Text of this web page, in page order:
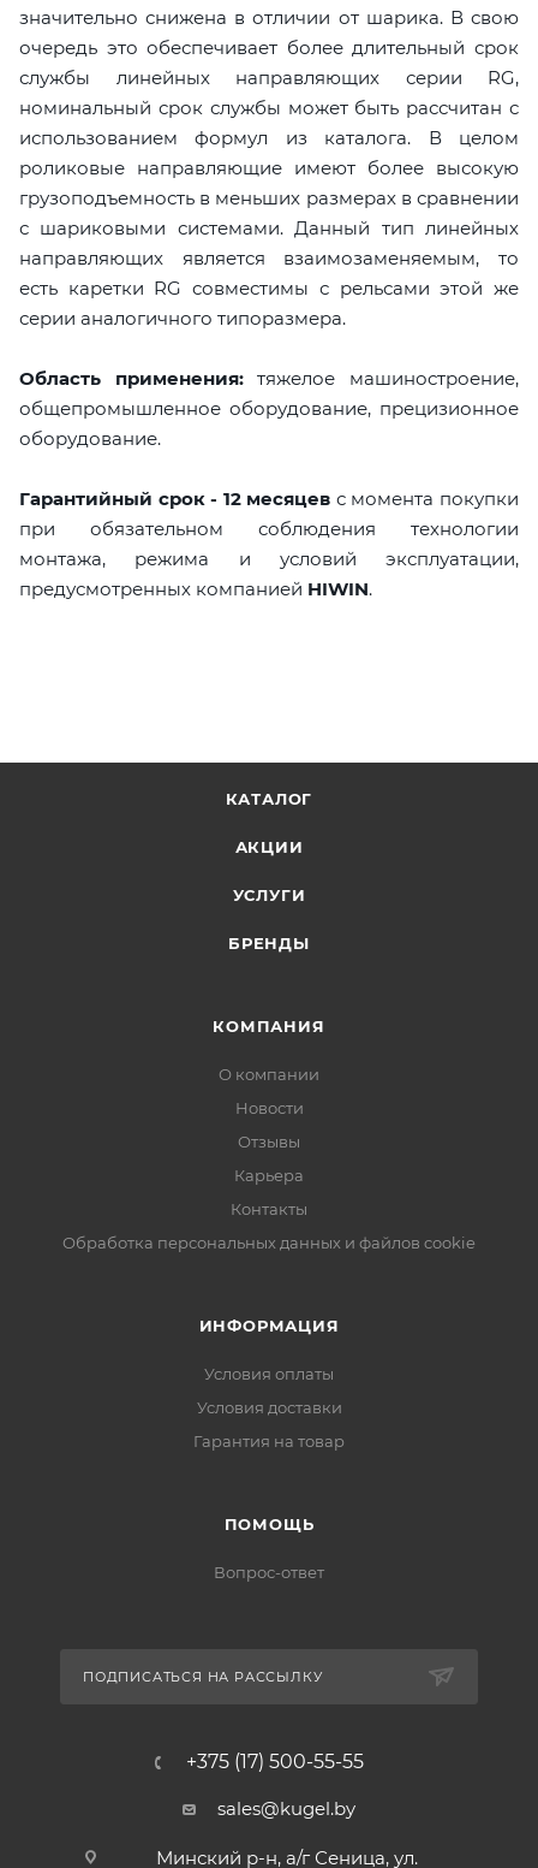
значительно снижена в отличии от шарика. В свою
очередь это обеспечивает более длительный срок
службы линейных направляющих серии RG,
номинальный срок службы может быть рассчитан с
использованием формул из каталога. В целом
роликовые направляющие имеют более высокую
грузоподъемность в меньших размерах в сравнении
с шариковыми системами. Данный тип линейных
направляющих является взаимозаменяемым, то
есть каретки RG совместимы с рельсами этой же
серии аналогичного типоразмера.
Область применения:тяжелое машиностроение,
общепромышленное оборудование, прецизионное
оборудование.
Гарантийный срок - 12 месяцев с момента покупки
при обязательном соблюдения технологии
монтажа, режима и условий эксплуатации,
предусмотренных компанией HIWIN.
КАТАЛОГ
АКЦИИ
УСЛУГИ
БРЕНДЫ
КОМПАНИЯ
О компании
Новости
Отзывы
Карьера
Контакты
Обработка персональных данных и файлов cookie
ИНФОРМАЦИЯ
Условия оплаты
Условия доставки
Гарантия на товар
ПОМОЩЬ
Вопрос-ответ
ПОДПИСАТЬСЯ НА РАССЫЛКУ
+375 (17) 500-55-55
sales@kugel.by
Минский р-н, а/г Сеница, ул.